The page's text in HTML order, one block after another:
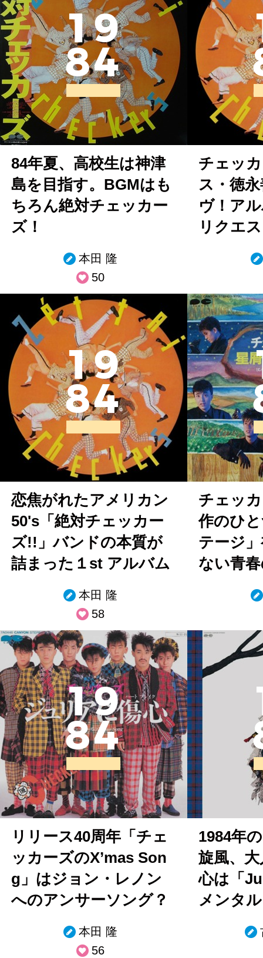
19
84
84年夏、高校生は神津
島を目指す。BGMはも
ちろん絶対チェッカー
ズ！
本田 隆
50
チェッ
ス・徳
ヴ！ア
リクエ
19
84
恋焦がれたアメリカン
50's「絶対チェッカー
ズ!!」バンドの本質が
詰まった１st アルバム
本田 隆
58
チェッ
作のひ
テージ
ない青
19
84
リリース40周年「チェ
ッカーズのX’mas Son
g」はジョン・レノン
へのアンサーソング？
本田 隆
56
1984年
旋風、
心は「
メンタ